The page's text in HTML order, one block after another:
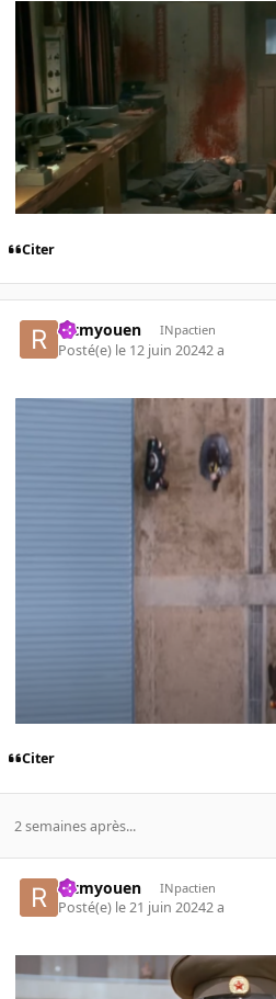
Citer
rctmyouen INpactien
Posté(e) le 12 juin 20242 a
Citer
2 semaines après...
rctmyouen INpactien
Posté(e) le 21 juin 20242 a